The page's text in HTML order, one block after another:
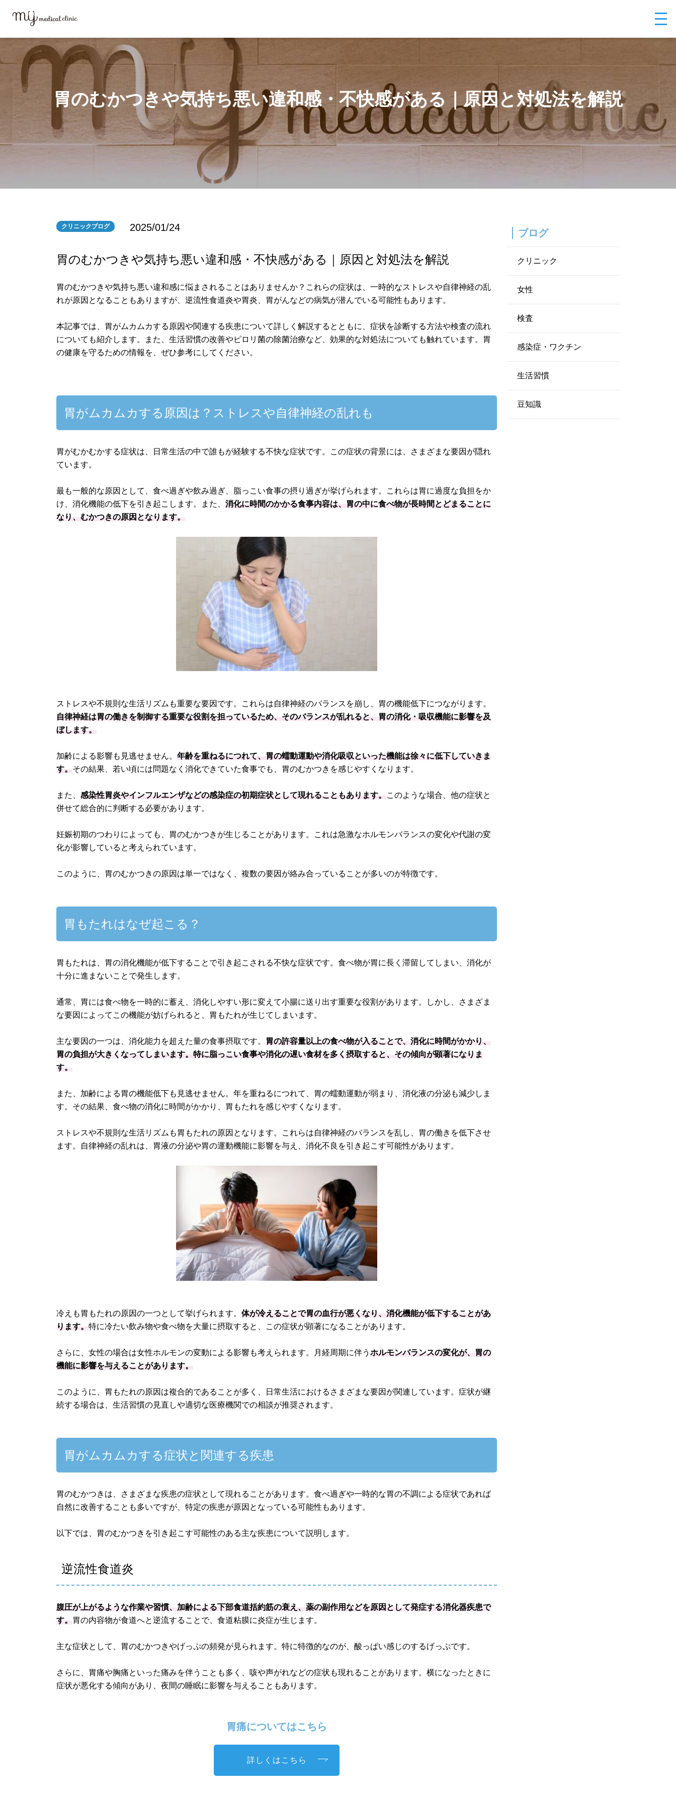
胃のむかつきや気持ち悪い違和感・不快感がある｜原因と対処法を解説
クリニックブログ 2025/01/24
胃のむかつきや気持ち悪い違和感・不快感がある｜原因と対処法を解説
胃のむかつきや気持ち悪い違和感に悩まされることはありませんか？これらの症状は、一時的なストレスや自律神経の乱
れが原因となることもありますが、逆流性食道炎や胃炎、胃がんなどの病気が潜んでいる可能性もあります。
本記事では、胃がムカムカする原因や関連する疾患について詳しく解説するとともに、症状を診断する方法や検査の流れ
についても紹介します。また、生活習慣の改善やピロリ菌の除菌治療など、効果的な対処法についても触れています。胃
の健康を守るための情報を、ぜひ参考にしてください。
胃がムカムカする原因は？ストレスや自律神経の乱れも
胃がむかむかする症状は、日常生活の中で誰もが経験する不快な症状です。この症状の背景には、さまざまな要因が隠れ
ています。
最も一般的な原因として、食べ過ぎや飲み過ぎ、脂っこい食事の摂り過ぎが挙げられます。これらは胃に過度な負担をか
け、消化機能の低下を引き起こします。また、消化に時間のかかる食事内容は、胃の中に食べ物が長時間とどまることに
なり、むかつきの原因となります。
ストレスや不規則な生活リズムも重要な要因です。これらは自律神経のバランスを崩し、胃の機能低下につながります。
自律神経は胃の働きを制御する重要な役割を担っているため、そのバランスが乱れると、胃の消化・吸収機能に影響を及
ぼします。
加齢による影響も見逃せません。年齢を重ねるにつれて、胃の蠕動運動や消化吸収といった機能は徐々に低下していきま
す。 その結果、若い頃には問題なく消化できていた食事でも、胃のむかつきを感じやすくなります。
また、感染性胃炎やインフルエンザなどの感染症の初期症状として現れることもあります。 このような場合、他の症状と
併せて総合的に判断する必要があります。
妊娠初期のつわりによっても、胃のむかつきが生じることがあります。これは急激なホルモンバランスの変化や代謝の変
化が影響していると考えられています。
このように、胃のむかつきの原因は単一ではなく、複数の要因が絡み合っていることが多いのが特徴です。
胃もたれはなぜ起こる？
胃もたれは、胃の消化機能が低下することで引き起こされる不快な症状です。食べ物が胃に長く滞留してしまい、消化が
十分に進まないことで発生します。
通常、胃には食べ物を一時的に蓄え、消化しやすい形に変えて小腸に送り出す重要な役割があります。しかし、さまざま
な要因によってこの機能が妨げられると、胃もたれが生じてしまいます。
主な要因の一つは、消化能力を超えた量の食事摂取です。 胃の許容量以上の食べ物が入ることで、消化に時間がかかり、
胃の負担が大きくなってしまいます。特に脂っこい食事や消化の遅い食材を多く摂取すると、その傾向が顕著になりま
す。
また、加齢による胃の機能低下も見逃せません。年を重ねるにつれて、胃の蠕動運動が弱まり、消化液の分泌も減少しま
す。その結果、食べ物の消化に時間がかかり、胃もたれを感じやすくなります。
ストレスや不規則な生活リズムも胃もたれの原因となります。これらは自律神経のバランスを乱し、胃の働きを低下させ
ます。自律神経の乱れは、胃液の分泌や胃の運動機能に影響を与え、消化不良を引き起こす可能性があります。
冷えも胃もたれの原因の一つとして挙げられます。体が冷えることで胃の血行が悪くなり、消化機能が低下することがあ
ります。特に冷たい飲み物や食べ物を大量に摂取すると、この症状が顕著になることがあります。
さらに、女性の場合は女性ホルモンの変動による影響も考えられます。月経周期に伴うホルモンバランスの変化が、胃の
機能に影響を与えることがあります。
このように、胃もたれの原因は複合的であることが多く、日常生活におけるさまざまな要因が関連しています。症状が継
続する場合は、生活習慣の見直しや適切な医療機関での相談が推奨されます。
胃がムカムカする症状と関連する疾患
胃のむかつきは、さまざまな疾患の症状として現れることがあります。食べ過ぎや一時的な胃の不調による症状であれば
自然に改善することも多いですが、特定の疾患が原因となっている可能性もあります。
以下では、胃のむかつきを引き起こす可能性のある主な疾患について説明します。
逆流性食道炎
腹圧が上がるような作業や習慣、加齢による下部食道括約筋の衰え、薬の副作用などを原因として発症する消化器疾患で
す。 胃の内容物が食道へと逆流することで、食道粘膜に炎症が生じます。
主な症状として、胃のむかつきやげっぷの頻発が見られます。特に特徴的なのが、酸っぱい感じのするげっぷです。
さらに、胃痛や胸痛といった痛みを伴うことも多く、咳や声がれなどの症状も現れることがあります。横になったときに
症状が悪化する傾向があり、夜間の睡眠に影響を与えることもあります。
胃痛についてはこちら
詳しくはこちら
ブログ
クリニック
女性
検査
感染症・ワクチン
生活習慣
豆知識